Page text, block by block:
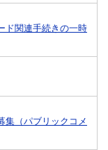
ド関連手続きの一時
集（パブリックコメ